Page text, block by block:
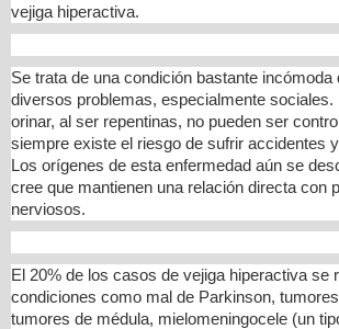
vejiga hiperactiva.
Se trata de una condición bastante incómoda
diversos problemas, especialmente sociales.
orinar, al ser repentinas, no pueden ser
siempre existe el riesgo de sufrir accidentes
Los orígenes de esta enfermedad aún se
cree que mantienen una relación directa con
nerviosos.
El 20% de los casos de vejiga hiperactiva se
condiciones como mal de Parkinson,
tumores de médula, mielomeningocele (un